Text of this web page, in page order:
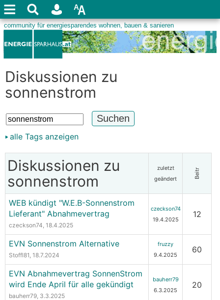
Diskussionen zu
sonnenstrom
alle Tags anzeigen
Diskussionen zu
sonnenstrom
zuletzt
geändert
Beitr
WEB kündigt "W.E.B-Sonnenstrom
Lieferant" Abnahmevertrag
czeckson74, 18.4.2025
czeckson74
19.4.2025
12
EVN Sonnenstrom Alternative
Stoffl81, 18.7.2024
fruzzy
9.4.2025
60
EVN Abnahmevertrag SonnenStrom
wird Ende April für alle gekündigt
bauherr79, 3.3.2025
bauherr79
6.3.2025
20